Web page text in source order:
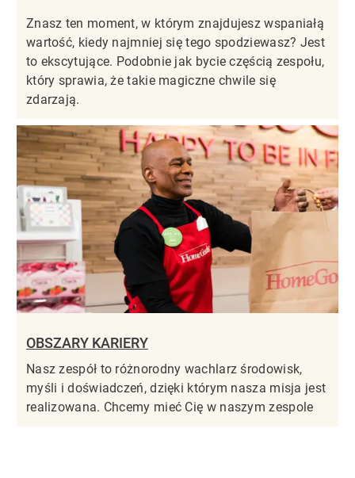
Znasz ten moment, w którym znajdujesz wspaniałą
wartość, kiedy najmniej się tego spodziewasz? Jest
to ekscytujące. Podobnie jak bycie częścią zespołu,
który sprawia, że takie magiczne chwile się
zdarzają.
OBSZARY KARIERY
Nasz zespół to różnorodny wachlarz środowisk,
myśli i doświadczeń, dzięki którym nasza misja jest
realizowana. Chcemy mieć Cię w naszym zespole